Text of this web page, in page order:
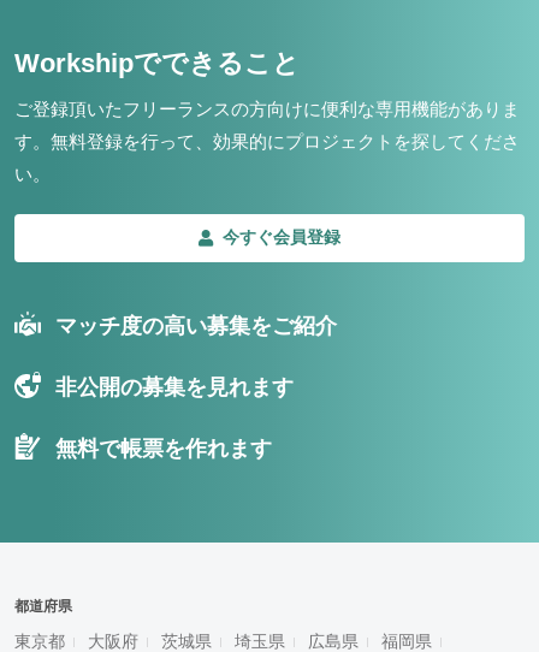
Workshipでできること
ご登録頂いたフリーランスの方向けに便利な専用機能がありま
す。 無料登録を行って、効果的にプロジェクトを探してくださ
い。
今すぐ会員登録
マッチ度の高い募集をご紹介
非公開の募集を見れます
無料で帳票を作れます
都道府県
東京都 大阪府 茨城県 埼玉県 広島県 福岡県